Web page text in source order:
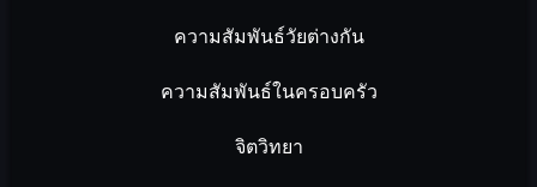
ความสัมพันธ์วัยต่างกัน
ความสัมพันธ์ในครอบครัว
จิตวิทยา